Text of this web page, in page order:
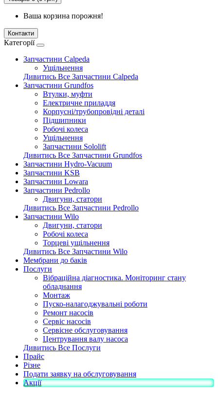
Ваша корзина порожня!
Контакти
Категорії
Запчастини Calpeda
Ущільнення
Дивитись Все Запчастини Calpeda
Запчастини Grundfos
Втулки, муфти
Електричне приладдя
Корпусні/трубопровідні деталі
Підшипники
Робочі колеса
Ущільнення
Запчастини Sololift
Дивитись Все Запчастини Grundfos
Запчастини Hydro-Vacuum
Запчастини KSB
Запчастини Lowara
Запчастини Pedrollo
Двигуни, статори
Дивитись Все Запчастини Pedrollo
Запчастини Wilo
Двигуни, статори
Робочі колеса
Торцеві ущільнення
Дивитись Все Запчастини Wilo
Мембрани до баків
Послуги
Вібраційна діагностика. Моніторинг стану
обладнання
Монтаж
Пуско-налагоджувальні роботи
Ремонт насосів
Сервіс насосів
Сервісне обслуговування
Центрування валу насоса
Дивитись Все Послуги
Прайс
Різне
Подати заявку на обслуговування
Акції